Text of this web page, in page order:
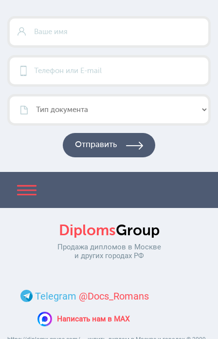
DiplomsGroup
Продажа дипломов в Москве
и других городах РФ
Telegram @Docs_Romans
Написать нам в MAX